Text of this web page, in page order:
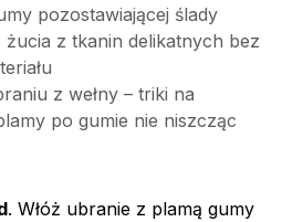
pozostawiającej ślady
z tkanin delikatnych bez
z wełny – triki na
po gumie nie niszcząc
. Włóż ubranie z plamą gumy